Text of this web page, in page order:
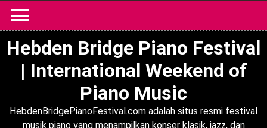
content
Hebden Bridge Piano Festival
| International Weekend of
Piano Music
HebdenBridgePianoFestival.com adalah situs resmi festival
musik piano yang menampilkan konser klasik, jazz, dan